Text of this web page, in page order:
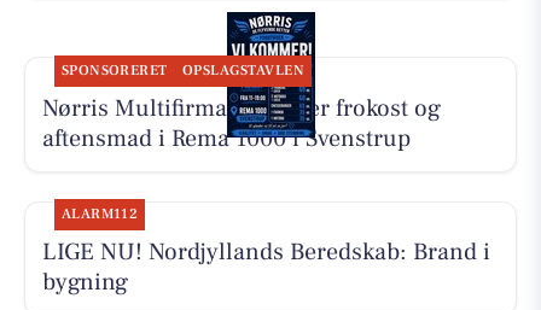
SPONSORERET OPSLAGSTAVLEN
Nørris Multifirma ApS laver frokost og
aftensmad i Rema 1000 i Svenstrup
ALARM112
LIGE NU! Nordjyllands Beredskab: Brand i
bygning